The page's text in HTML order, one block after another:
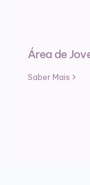
Área de
Saber Mais